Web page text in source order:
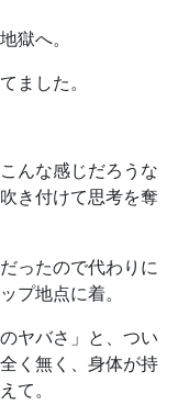
獄へ。
ました。
んな感じだろうな
き付けて思考を奪
ったので代わりに
プ地点に着。
ヤバさ」と、つい
く無く、身体が持
て。